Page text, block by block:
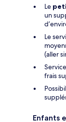
Le
un
Le
(aller
frais
Enfants